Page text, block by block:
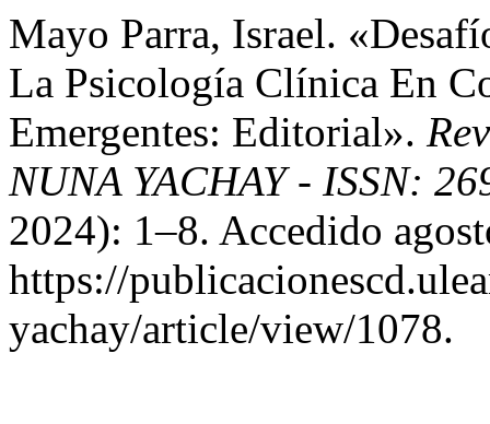
Mayo Parra, Israel.
La Psicología Clínica En
Emergentes: Editorial».
NUNA YACHAY - ISSN:
2024): 1–8. Accedido
https://
yachay/article/view/1078.